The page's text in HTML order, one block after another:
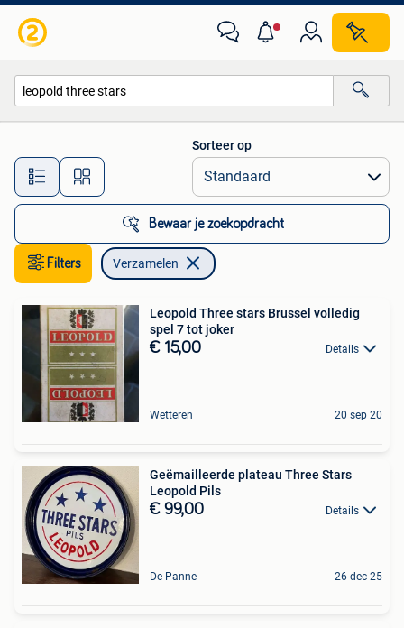
Alle afstanden…
Sorteer op
Bewaar je zoekopdracht
Filters Verzamelen
Leopold Three stars Brussel volledig
spel 7 tot joker
€ 15,00 Details
Wetteren 20 sep 20
Geëmailleerde plateau Three Stars
Leopold Pils
€ 99,00 Details
De Panne 26 dec 25